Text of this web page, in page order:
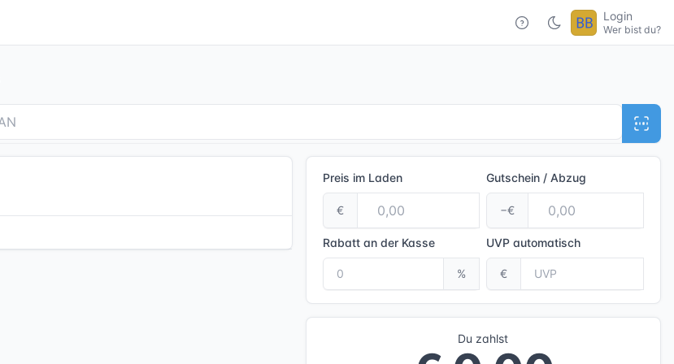
Login
Wer bist du?
Preis im Laden
€
Gutschein / Abzug
−€
Rabatt an der Kasse
%
UVPautomatisch
€
Du zahlst